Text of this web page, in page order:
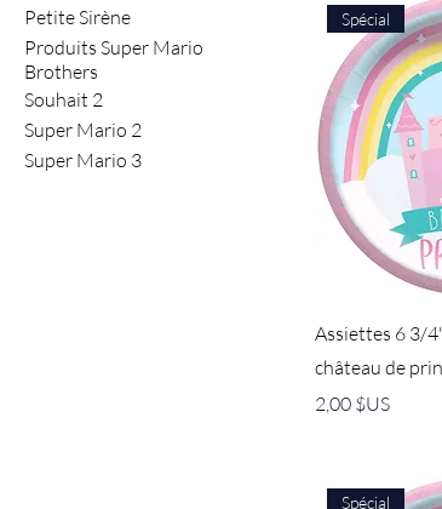
Petite Sirène
Produits Super Mario
Brothers
Souhait 2
Super Mario 2
Super Mario 3
Spécial
Assiettes 6 3/
château de
Prix
2,00 $US
Spécial